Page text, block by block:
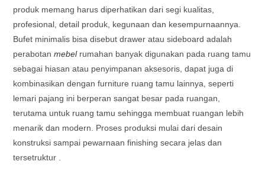
produk memang harus diperhatikan dari segi kualitas,
profesional, detail produk, kegunaan dan kesempurnaannya.
Bufet minimalis bisa disebut drawer atau sideboard adalah
perabotanmebelrumahan banyak digunakan pada ruang tamu
sebagai hiasan atau penyimpanan aksesoris, dapat juga di
kombinasikan dengan furniture ruang tamu lainnya, seperti
lemari pajang ini berperan sangat besar pada ruangan,
terutama untuk ruang tamu sehingga membuat ruangan lebih
menarik dan modern. Proses produksi mulai dari desain
konstruksi sampai pewarnaan finishing secara jelas dan
tersetruktur .